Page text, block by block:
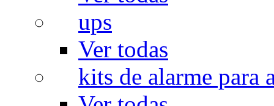
ups
Ver todas
kits de alarme para